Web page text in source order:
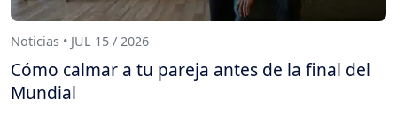
Noticias • JUL 15 / 2026
Cómo calmar a tu pareja antes de la final del
Mundial